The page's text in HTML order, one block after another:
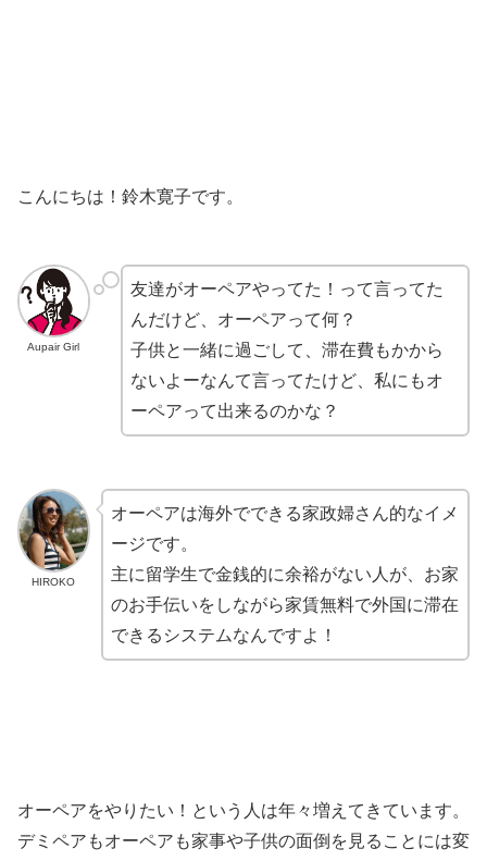
こんにちは！鈴木寛子です。
Aupair Girl
友達がオーペアやってた！って言ってた
んだけど、オーペアって何？
子供と一緒に過ごして、滞在費もかから
ないよーなんて言ってたけど、私にもオ
ーペアって出来るのかな？
HIROKO
オーペアは海外でできる家政婦さん的なイメ
ージです。
主に留学生で金銭的に余裕がない人が、お家
のお手伝いをしながら家賃無料で外国に滞在
できるシステムなんですよ！
オーペアをやりたい！という人は年々増えてきています。
デミペアもオーペアも家事や子供の面倒を見ることには変